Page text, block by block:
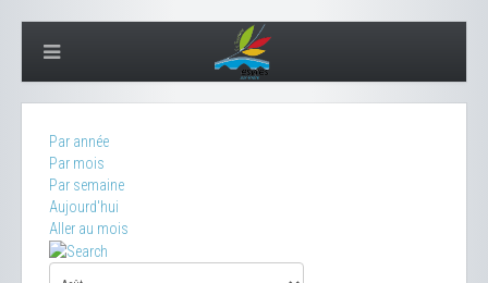
Par année
Par mois
Par semaine
Aujourd'hui
Aller au mois